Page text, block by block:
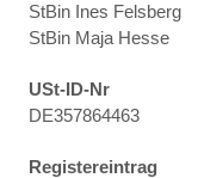
StBin Ines Felsberg
StBin Maja Hesse
USt-ID-Nr
DE357864463
Registereintrag